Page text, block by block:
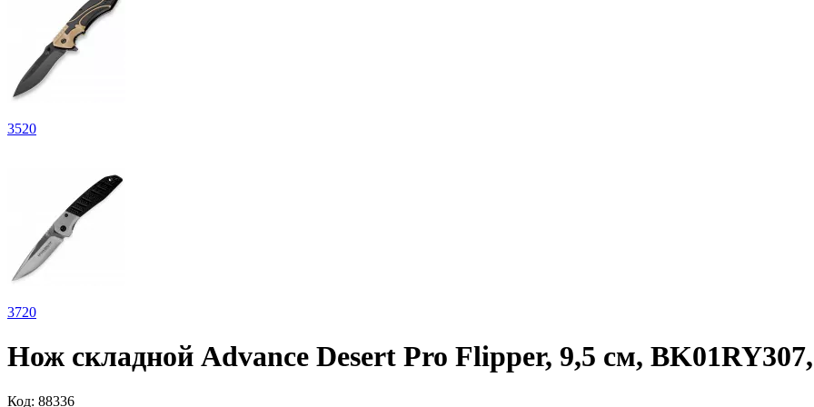
3520
3720
Нож складной Advance Desert Pro Flipper, 9,5 см,
Код: 88336